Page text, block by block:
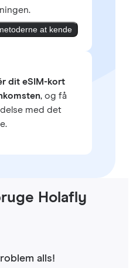
at kende
dit eSIM-kort
, og få
med det
Holafly
alls!